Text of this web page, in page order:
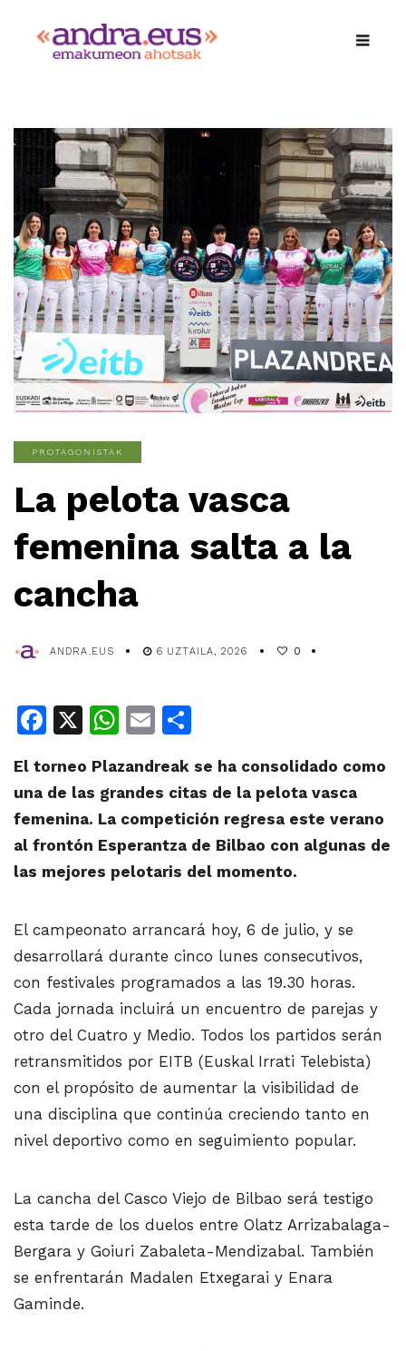
PROTAGONISTAK
La pelota vasca
femenina salta a la
cancha
ANDRA.EUS 6 UZTAILA, 2026 0
Facebook
X WhatsApp
Email
El torneo Plazandreak se ha consolidado como
una de las grandes citas de la pelota vasca
femenina. La competición regresa este verano
al frontón Esperantza de Bilbao con algunas de
las mejores pelotaris del momento.
El campeonato arrancará hoy, 6 de julio, y se
desarrollará durante cinco lunes consecutivos,
con festivales programados a las 19.30 horas.
Cada jornada incluirá un encuentro de parejas y
otro del Cuatro y Medio. Todos los partidos serán
retransmitidos por EITB (Euskal Irrati Telebista)
con el propósito de aumentar la visibilidad de
una disciplina que continúa creciendo tanto en
nivel deportivo como en seguimiento popular.
La cancha del Casco Viejo de Bilbao será testigo
esta tarde de los duelos entre Olatz Arrizabalaga-
Bergara y Goiuri Zabaleta-Mendizabal. También
se enfrentarán Madalen Etxegarai y Enara
Gaminde.